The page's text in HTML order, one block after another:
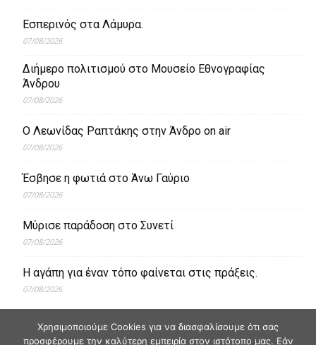
Εσπερινός στα Λάμυρα.
07/08/2026
Διήμερο πολιτισμού στο Μουσείο Εθνογραφίας
Άνδρου
07/08/2026
Ο Λεωνίδας Ραπτάκης στην Άνδρο on air
07/08/2026
Έσβησε η φωτιά στο Άνω Γαύριο
07/08/2026
Μύρισε παράδοση στο Συνετί
07/08/2026
Η αγάπη για έναν τόπο φαίνεται στις πράξεις.
07/08/2026
Χρησιμοποιούμε Cookies για να διασφαλίσουμε ότι σας
προσφέρουμε την καλύτερη εμπειρία στον ιστότοπο μας. Εάν